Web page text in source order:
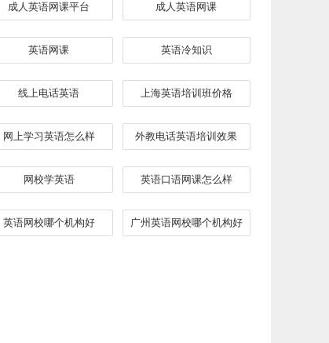
成人英语网课平台 成人英语网课
英语网课 英语冷知识
线上电话英语 上海英语培训班价格
网上学习英语怎么样 外教电话英语培训效果
网校学英语 英语口语网课怎么样
英语网校哪个机构好 广州英语网校哪个机构好